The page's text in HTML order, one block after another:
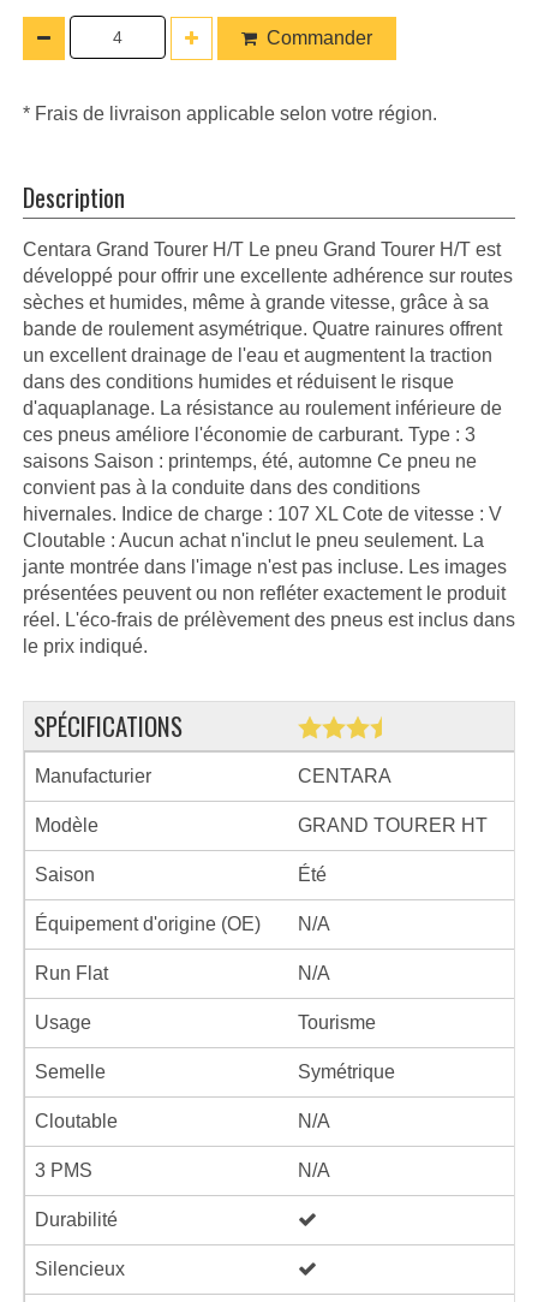
Commander
* Frais de livraison applicable selon votre région.
Description
Centara Grand Tourer H/T Le pneu Grand Tourer H/T est
développé pour offrir une excellente adhérence sur routes
sèches et humides, même à grande vitesse, grâce à sa
bande de roulement asymétrique. Quatre rainures offrent
un excellent drainage de l'eau et augmentent la traction
dans des conditions humides et réduisent le risque
d'aquaplanage. La résistance au roulement inférieure de
ces pneus améliore l'économie de carburant. Type : 3
saisons Saison : printemps, été, automne Ce pneu ne
convient pas à la conduite dans des conditions
hivernales. Indice de charge : 107 XL Cote de vitesse : V
Cloutable : Aucun achat n'inclut le pneu seulement. La
jante montrée dans l'image n'est pas incluse. Les images
présentées peuvent ou non refléter exactement le produit
réel. L'éco-frais de prélèvement des pneus est inclus dans
le prix indiqué.
SPÉCIFICATIONS
Manufacturier CENTARA
Modèle GRAND TOURER HT
Saison Été
Équipement d'origine (OE) N/A
Run Flat N/A
Usage Tourisme
Semelle Symétrique
Cloutable N/A
3 PMS N/A
Durabilité
Silencieux